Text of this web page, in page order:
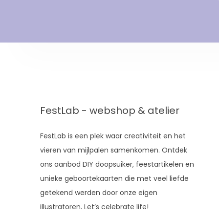
FestLab - webshop & atelier
FestLab is een plek waar creativiteit en het
vieren van mijlpalen samenkomen. Ontdek
ons aanbod DIY doopsuiker, feestartikelen en
unieke geboortekaarten die met veel liefde
getekend werden door onze eigen
illustratoren. Let’s celebrate life!